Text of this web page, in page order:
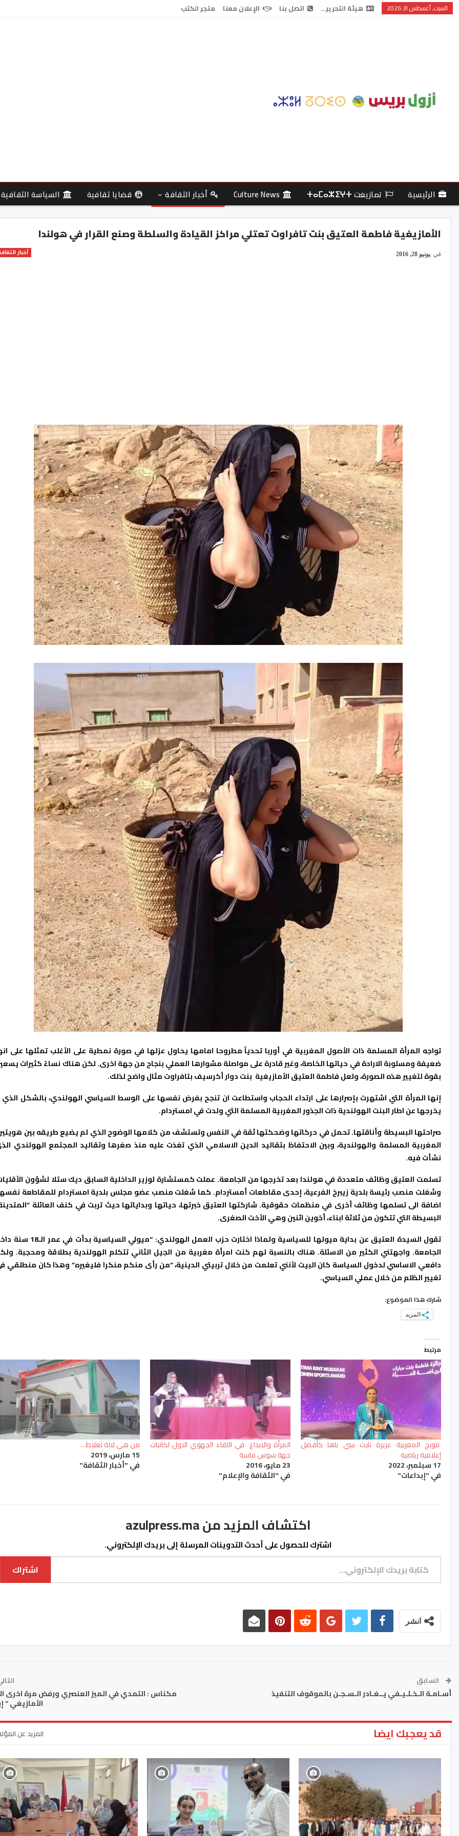
السبت, أغسطس 8, 2026 هيئة التحرير… اتصل بنا الإعلان معنا متجر الكتب
الرئيسية تمازيغت ⵜⴰⵎⴰⵣⵉⵖⵜ Culture News أخبار الثقافة قضايا ثقافية السياسة الثقافية
الأمازيغية فاطمة العتيق بنت تافراوت تعتلي مراكز القيادة والسلطة وصنع القرار في هولندا
أخبار في يونيو 28, 2016
تواجه المرأة المسلمة ذات الأصول المغربية في أوربا تحدياً مطروحا امامها يحاول عزلها في صورة نمطية على الأغلب تمثلها على
ضعيفة ومسلوبة الارادة في حياتها الخاصة، وغير قادرة على مواصلة مشوارها العملي بنجاح من جهة اخرى. لكن هناك نساءً كثيرات
بقوة لتغيير هذه الصورة، ولعل فاطمة العتيق الأمازيغية بنت دوار أكرسيف بتافراوت مثال واضح لذلك.
إنها المرأة التي اشتهرت بإصرارها على ارتداء الحجاب واستطاعت ان تنجح بفرض نفسها على الوسط السياسي الهولندي، بالشكل الذي
يخرجها عن اطار البنت الهولندية ذات الجذور المغربية المسلمة التي ولدت في امستردام.
صراحتها البسيطة وأناقتها. تحمل في حركاتها وضحكتها ثقة في النفس وتستشف من كلامها الوضوح الذي لم يضيع طريقه بين
المغربية المسلمة والهولندية، وبين الاحتفاظ بتقاليد الدين الاسلامي الذي تغذت عليه منذ صغرها وتقاليد المجتمع الهولندي
نشأت فيه.
تسلمت العتيق وظائف متعددة في هولندا بعد تخرجها من الجامعة. عملت كمستشارة لوزير الداخلية السابق ديك ستلا لشؤون
وشغلت منصب رئيسة بلدية زيبرخ الفرعية، إحدى مقاطعات أمستردام. كما شغلت منصب عضو مجلس بلدية امستردام للمقاطعة
اضافة الى تسلمها وظائف أخرى في منظمات حقوقية. شاركتها العتيق خبرتها، حياتها وبداياتها حيث تربت في كنف العائلة
البسيطة التي تتكون من ثلاثة ابناء، أخوين اثنين وهي الأخت الصغرى.
تقول السيدة العتيق عن بداية ميولها للسياسية ولماذا اختارت حزب العمل الهولندي: “ميولي السياسية
الجامعة. واجهتني الكثير من الاسئلة. هناك بالنسبة لهم كنت امرأة مغربية من الجيل الثاني تتكلم الهولندية بطلاقة ومحجبة.
دافعي الاساسي لدخول السياسة كان البيت لأنني تعلمت من خلال تربيتي الدينية، “من رأى منكم منكرا فليغيره” وهذا كان منطلقي
تغيير الظلم من خلال عملي السياسي.
شارك هذا الموضوع:
المزيد
مرتبط
تتويج المغربية عزيزة نايت سي باها كأفضل
إعلامية رياضية
17 سبتمبر، 2022
في "إبداعات"
المرأة والابداع في اللقاء الجهوي الاول لكاتبات
جهة سوس ماسة
23 مايو، 2016
في "الثقافة والإعلام"
من هي لالة تعلاط…
15 مارس، 2019
في "أخبار الثقافة"
اكتشاف المزيد من azulpress.ma
اشترك للحصول على أحدث التدوينات المرسلة إلى بريدك الإلكتروني.
كتابة بريدك الإلكتروني...
اشتراك
انشر
السابق
أسـامـة الـخـلـيـفي يــغـادر الـسـجـن بالموقوف التنفيذ مكناس : التمدي في الميز العنصري ورفض مرة اخرى
الأمازيغي ”
قد يعجبك ايضا المزيد عن